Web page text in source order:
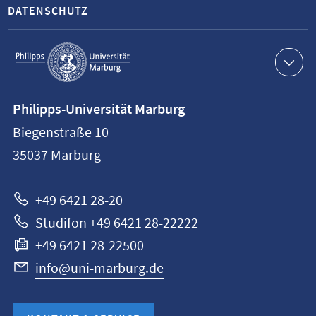
Service-
Navigation
DATENSCHUTZ
Philipps-
Universität
Marburg
Philipps-Universität Marburg
Biegenstraße 10
35037 Marburg
+49 6421 28-20
Studifon +49 6421 28-22222
+49 6421 28-22500
info@uni-marburg.de